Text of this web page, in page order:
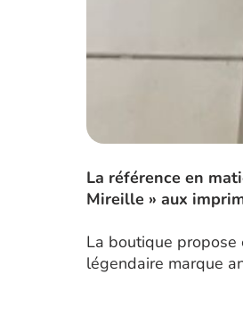
La référence en
Mireille » aux
La boutique propose
légendaire marque